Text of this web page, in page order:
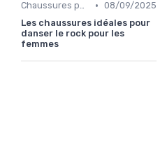
Chaussures pour le Yoga et la Danse • 08/09/2025
Les chaussures idéales pour
danser le rock pour les
femmes